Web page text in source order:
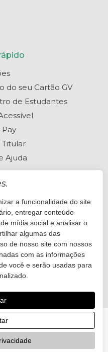
do seu Cartão GV
de Estudantes
Pay
Titular
Ajuda
Central de Ajuda
por
a funcionalidade do site
entregar conteúdo
mídia social e analisar o
algumas das
de nosso site com nossos
com as informações
você e serão usadas para